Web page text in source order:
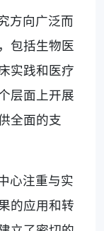
方向广泛而
包括生物医
实践和医疗
层面上开展
全面的支
心注重与实
的应用和转